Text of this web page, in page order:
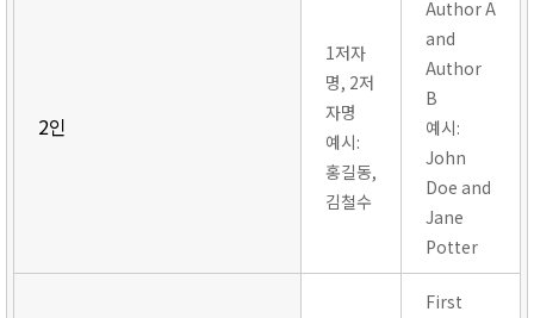
2인
1저자
명, 2저
자명
예시:
홍길동,
김철수
Author A
and
Author
B
예시:
John
Doe and
Jane
Potter
First